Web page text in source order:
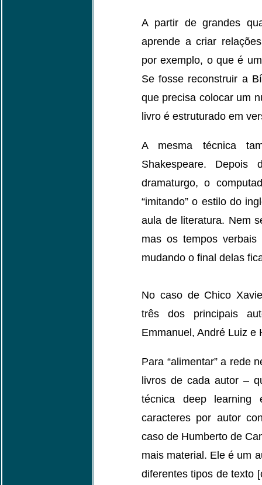
A partir de grandes
aprende a criar
por exemplo, o que é
Se fosse reconstruir a
que precisa colocar um
livro é estruturado em
A mesma técnica
Shakespeare.
dramaturgo, o
“imitando” o estilo do
aula de literatura. Nem
mas os tempos
mudando o final delas
No caso de Chico
três dos principais
Emmanuel, André Luiz e
Para “alimentar” a rede
livros de cada autor –
técnica deep
caracteres por autor
caso de Humberto de
mais material. Ele é um
diferentes tipos de texto